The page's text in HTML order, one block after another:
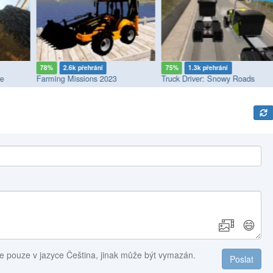
78% 2.6k přehrání
Farming Missions 2023
75% 1.3k přehrání
Truck Driver: Snowy Roads
😄
Poslat
pouze v jazyce Čeština, jinak může být vymazán.